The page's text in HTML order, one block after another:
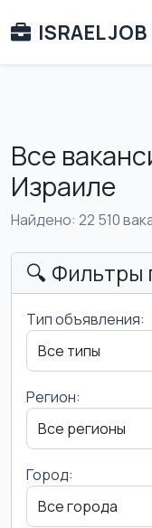
ISRAEL JOB
Все
Израиле
Найдено: 22 510
🔍 Фильтры
Тип объявления:
Регион:
Город: